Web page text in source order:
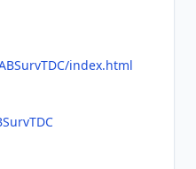
index.html